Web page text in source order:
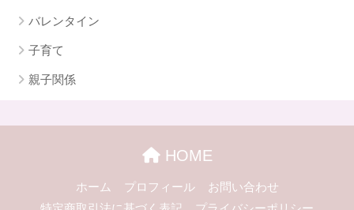
バレンタイン
子育て
親子関係
HOME
ホーム プロフィール
お問い合わせ